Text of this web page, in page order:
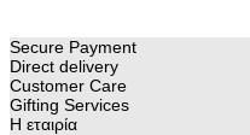
Secure Payment
Direct delivery
Customer Care
Gifting Services
Η εταιρία